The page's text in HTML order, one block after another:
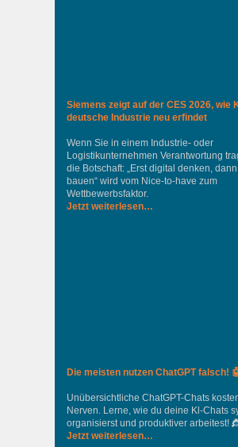
Siemens zeigt auf der CES 2026, wie
deutsche Industrie neu erfindet
Wenn Sie in einem Industrie‑ oder
Logistikunternehmen Verantwortung
die Botschaft: „Erst digital denken, dann
bauen“ wird vom Nice‑to‑have zum
Wettbewerbsfaktor.
Jetzt weiterlesen…
Die meisten nutzen ChatGPT falsch!
Unübersichtliche ChatGPT-Chats
Nerven. Lerne, wie du deine Kl-Chats
organisierst und produktiver arbeitest!
Jetzt weiterlesen…